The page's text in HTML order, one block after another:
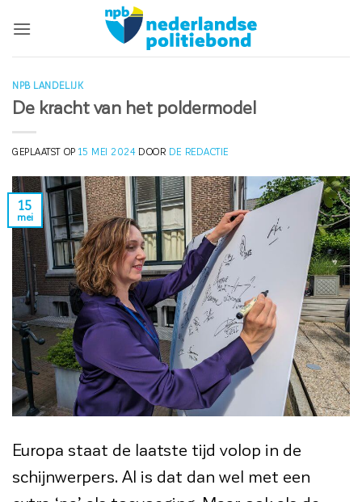
naar
NPB LANDELIJK
De kracht van het poldermodel
GEPLAATST OP15 MEI 2024 DOOR DE REDACTIE
15
mei
Europa staat de laatste tijd volop in de
schijnwerpers. Al is dat dan wel met een